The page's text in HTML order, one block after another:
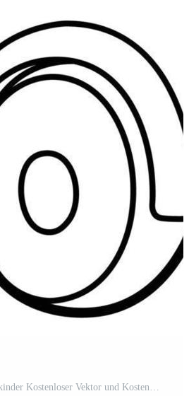
bus malseite isoliert für kinder Kostenloser Vektor und Kostenloses SVG